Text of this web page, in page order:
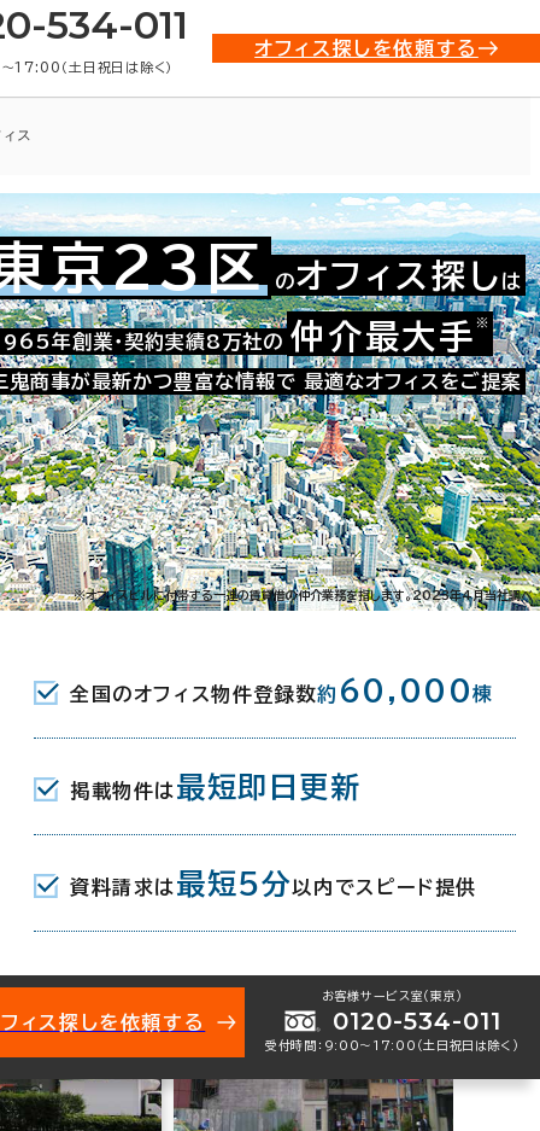
534-011
17:00（土日祝日は除く）
オフィス探しを依頼する
ス
お問い合わせ番号：021-02107
。
京23区 のオフィス探し は
年創業・契約実績8万社の 仲介最大手 ※
鬼商事が最新かつ豊富な情報で 最適なオフィスをご提案
※オフィスビルに付帯する一連の賃貸借の仲介業務を指します。2023年4月当社調べ
全国のオフィス物件登録数約 60,000棟
掲載物件は 最短即日更新
資料請求は 最短5分 以内でスピード提供
ィス探しを依頼する
お客様サービス室（東京）
0120-534-011
受付時間：9:00〜17:00（土日祝日は除く）